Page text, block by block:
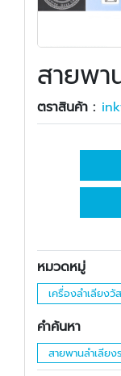
สายพา
ตราสินค้า :
หมวดหมู่
เครื่องลำเลียงวั
คำค้นหา
สายพานลำเลียง